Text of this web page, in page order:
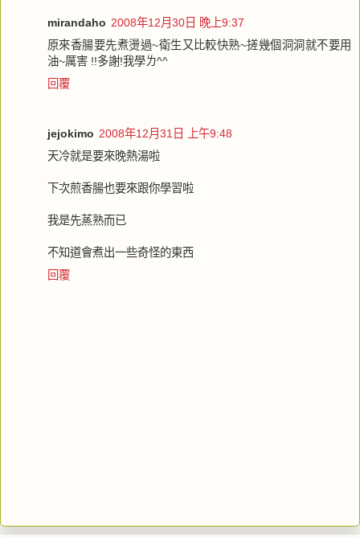
mirandaho 2008年12月30日 晚上9:37
原來香腸要先煮燙過~衛生又比較快熟~搓幾個洞洞就不要用
油~厲害 !!多謝!我學ㄌ^^
回覆
jejokimo 2008年12月31日 上午9:48
天冷就是要來晚熱湯啦
下次煎香腸也要來跟你學習啦
我是先蒸熟而已
不知道會煮出一些奇怪的東西
回覆